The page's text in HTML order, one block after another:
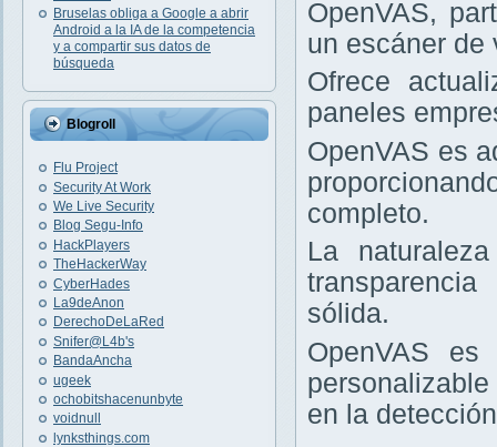
Bruselas obliga a Google a abrir
Android a la IA de la competencia
y a compartir sus datos de
búsqueda
Blogroll
Flu Project
Security At Work
We Live Security
Blog Segu-Info
HackPlayers
TheHackerWay
CyberHades
La9deAnon
DerechoDeLaRed
Snifer@L4b's
BandaAncha
ugeek
ochobitshacenunbyte
voidnull
lynksthings.com
OpenVAS,
un escáner de
Ofrece
paneles
OpenVAS es
completo.
La
sólida.
OpenVAS
en la